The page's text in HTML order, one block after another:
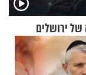
ירושלים